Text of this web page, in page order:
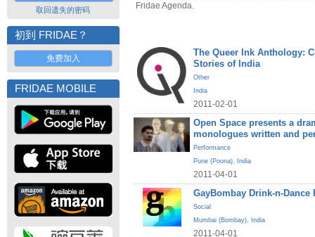
取回遗失的密码
初到 FRIDAE？
免费加入
FRIDAE MOBILE
Fridae Agenda.
The Queer Ink Anthology:
Stories of India
Other
India
2011-02-01
Open Space presents a
monologues written and
Performance
Pune (Poona), India
2011-04-01
GayBombay Drink-n-Dance
Social
Mumbai (Bombay), India
2011-04-01